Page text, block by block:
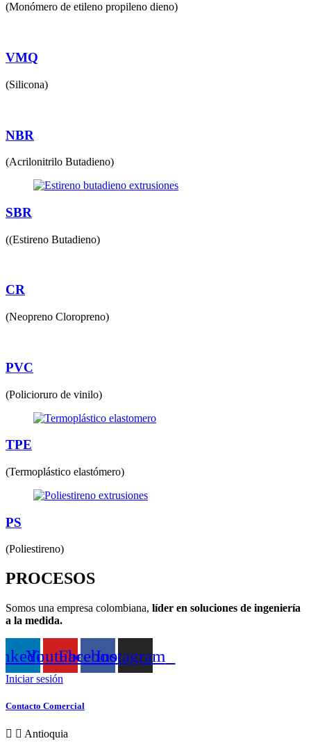
(Monómero de etileno propileno dieno)
VMQ
(Silicona)
NBR
(Acrilonitrilo Butadieno)
SBR
((Estireno Butadieno)
CR
(Neopreno Cloropreno)
PVC
(Policioruro de vinilo)
TPE
(Termoplástico elastómero)
PS
(Poliestireno)
PROCESOS
Somos una empresa colombiana, líder en soluciones de ingeniería
a la medida.
YoutubeFacebookInstagram
Iniciar sesión
Contacto Comercial
Antioquia